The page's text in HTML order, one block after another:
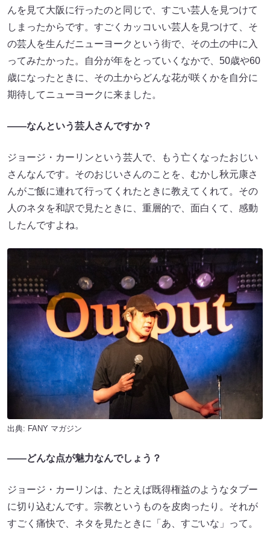
んを見て大阪に行ったのと同じで、すごい芸人を見つけて
しまったからです。すごくカッコいい芸人を見つけて、そ
の芸人を生んだニューヨークという街で、その土の中に入
ってみたかった。自分が年をとっていくなかで、50歳や60
歳になったときに、その土からどんな花が咲くかを自分に
期待してニューヨークに来ました。
――なんという芸人さんですか？
ジョージ・カーリンという芸人で、もう亡くなったおじい
さんなんです。そのおじいさんのことを、むかし秋元康さ
んがご飯に連れて行ってくれたときに教えてくれて。その
人のネタを和訳で見たときに、重層的で、面白くて、感動
したんですよね。
出典: FANY マガジン
――どんな点が魅力なんでしょう？
ジョージ・カーリンは、たとえば既得権益のようなタブー
に切り込むんです。宗教というものを皮肉ったり。それが
すごく痛快で、ネタを見たときに「あ、すごいな」って。